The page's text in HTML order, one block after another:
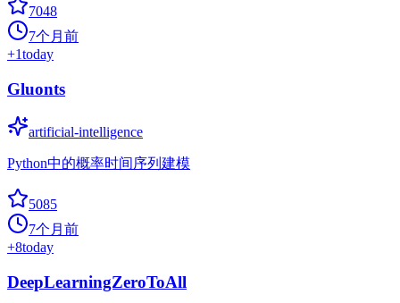
7048
7个月前
+1today
Gluonts
artificial-intelligence
Python中的概率时间序列建模
5085
7个月前
+8today
DeepLearningZeroToAll